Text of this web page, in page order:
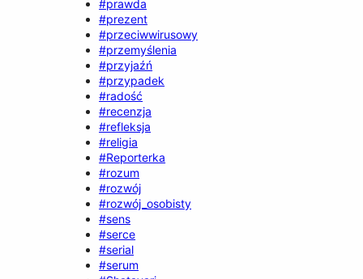
#prawda
#prezent
#przeciwwirusowy
#przemyślenia
#przyjaźń
#przypadek
#radość
#recenzja
#refleksja
#religia
#Reporterka
#rozum
#rozwój
#rozwój_osobisty
#sens
#serce
#serial
#serum